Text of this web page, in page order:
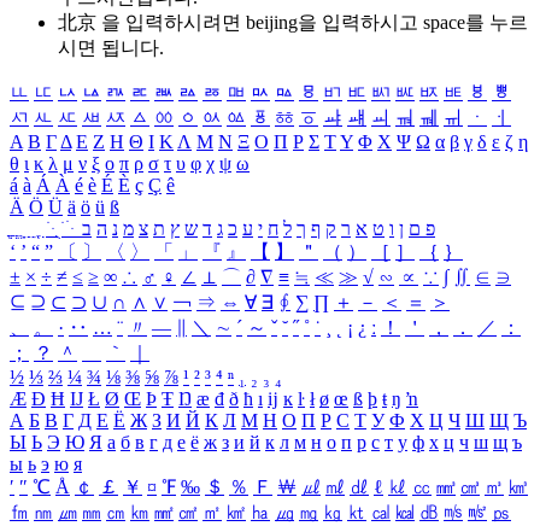
北京 을 입력하시려면 beijing을 입력하시고 space를 누르
시면 됩니다.
ㅥ ㅦ ㅧ ㅨ ㅩ ㅪ ㅫ ㅬ ㅭ ㅮ ㅯ ㅰ ㅱ ㅲ ㅳ ㅴ ㅵ ㅶ ㅷ ㅸ
ㅹ
ㅺ ㅻ ㅼ ㅽ ㅾ ㅿ ㆀ ㆁ ㆂ ㆃ ㆄ ㆅ ㆆ ㆇ ㆈ ㆉ ㆊ ㆋ ㆌ ㆍ
ㆎ
Α Β ΓΔ Ε Ζ Η Θ Ι ΚΛ Μ Ν Ξ Ο Π Ρ Σ ΤΥ Φ Χ Ψ Ω α β γ δ ε ζ η
θ ι κ λ μ ν ξ ο π ρ σ τ υ φ χ ψ ω
á à Á À é è É È ç Ç ê
Ä Ö Ü ä ö ü ß
ִֶֹ ֻּ ׁׂ פ ם ן ו ט א ר ק ף ך ל ח י ע כ ג ד ש ץ ת צ מ נ ה ב
‘ ’ “ ” 〔 〕 〈 〉 「 」 『 』 【 】 ＂ （ ） ［ ］ ｛ ｝
± × ÷ ≠ ≤ ≥ ∞ ∴ ♂ ♀ ∠ ⊥ ⌒ ∂ ∇ ≡ ≒ ≪ ≫ √ ∽ ∝ ∵ ∫ ∬ ∈ ∋
⊆ ⊇ ⊂ ⊃ ∪ ∩ ∧ ∨ ￢ ⇒ ⇔ ∀ ∃ ∮ ∑ ∏ ＋ － ＜ ＝
＞
、
。 · ‥ … ¨ 〃 ― ＼ ∼ ´ ～ ˇ ˘ ˝ ˚ ˙ ¸ ¡ ¿ ː ！ ＇ ， ． ／
：
；
？ ＾ ｀
½ ⅓ ⅔ ¼ ¾ ⅛ ⅜ ⅝ ⅞ ¹ ² ³ ⁴ ⁿ ₁ ₂ ₃ ₄
Æ Ð Ħ Ĳ Ł Ø Œ Þ Ŧ Ŋ æ đ ð ħ ı ĳ ĸ ŀ ł ø œ ß þ ŧ ŋ ŉ
А Б В Г Д Е Ё Ж З И Й К Л М Н О П Р С Т У Ф Х Ц Ч Ш Щ Ъ
Ы Ь Э Ю Я а б в г д е ё ж з и й к л м н о п р с т у ф х ц ч ш щ ъ
ы ь э ю я
′ ″ ℃ Å ￠ ￡ ￥ ¤ ℉ ‰ ＄ ％ Ｆ ￦ ㎕ ㎖ ㎗ ℓ ㎘ ㏄ ㎣ ㎤ ㎥ ㎦
㎙ ㎚ ㎛ ㎜ ㎝ ㎞ ㎟ ㎠ ㎡ ㎢ ㏊ ㎍ ㎎ ㎏ ㏏ ㎈ ㎉ ㏈ ㎧ ㎨ ㎰